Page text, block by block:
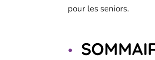
pour les seniors.